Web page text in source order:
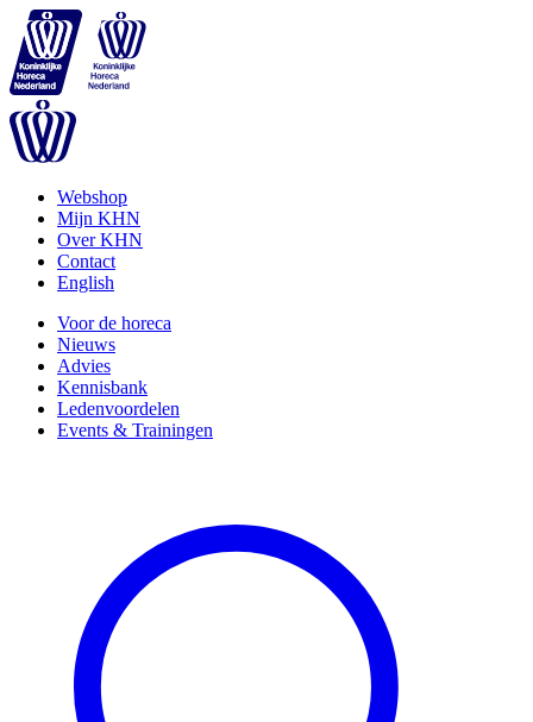
Webshop
Mijn KHN
Over KHN
Contact
English
Voor de horeca
Nieuws
Advies
Kennisbank
Ledenvoordelen
Events & Trainingen